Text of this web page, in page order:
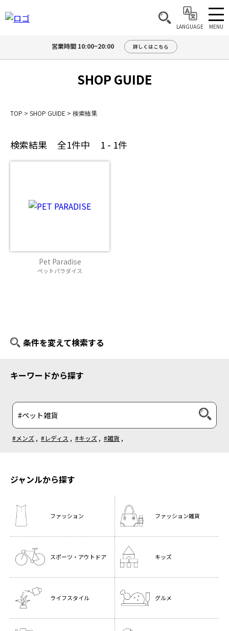
LANGUAGE MENU
営業時間 10:00~20:00 詳しくはこちら
SHOP GUIDE
TOP > SHOP GUIDE > 検索結果
検索結果 全1件中 1 - 1件
Pet Paradise
ペットパラダイス
条件を変えて検索する
キーワードから探す
#メンズ , #レディス , #キッズ , #雑貨 ,
ジャンルから探す
ファッション ファッション雑貨
スポーツ・ アウトドア キッズ
ライフスタイル グルメ